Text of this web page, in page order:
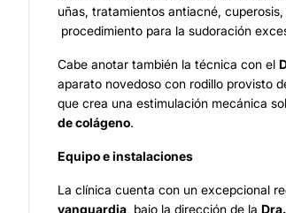
uñas, tratamientos antiacné,
procedimiento para la sudoración
Cabe anotar también la técnica con el
aparato novedoso con rodillo provisto
que crea una estimulación mecánica
de colágeno.
Equipo e instalaciones
La clínica cuenta con un excepcional
vanguardia, bajo la dirección de la